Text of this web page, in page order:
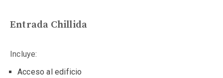
Entrada Chillida
Incluye:
Acceso al edificio